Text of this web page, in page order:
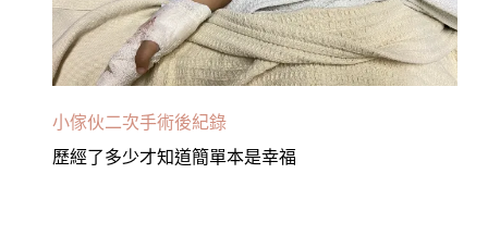
小傢伙二次手術後紀錄
歷經了多少才知道簡單本是幸福